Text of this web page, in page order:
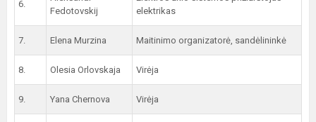
6.
Fedotovskij
elektrikas
7. Elena Murzina Maitinimo organizatorė, sandėlininkė
8. Olesia Orlovskaja Virėja
9. Yana Chernova Virėja